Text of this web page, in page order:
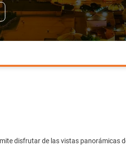
disfrutar de las vistas panorámicas